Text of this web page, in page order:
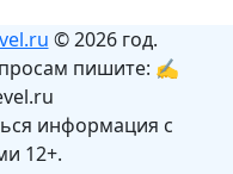
© 2026 год.
пишите: ✍
информация с
12+.